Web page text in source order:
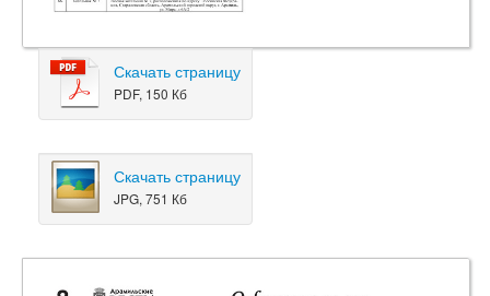
Скачать страницу
PDF, 150 Кб
Скачать страницу
JPG, 751 Кб